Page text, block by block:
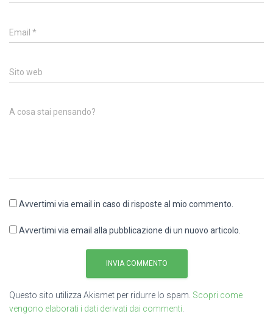
Email *
Sito web
A cosa stai pensando?
Avvertimi via email in caso di risposte al mio commento.
Avvertimi via email alla pubblicazione di un nuovo articolo.
Questo sito utilizza Akismet per ridurre lo spam. Scopri come
vengono elaborati i dati derivati dai commenti